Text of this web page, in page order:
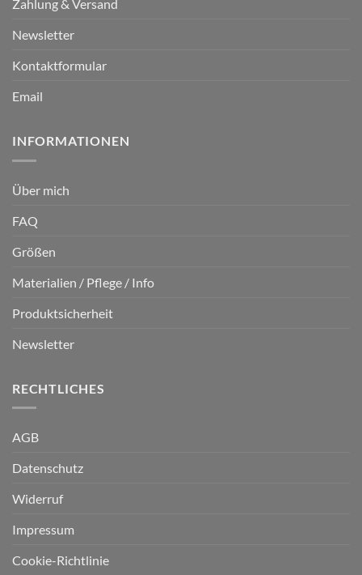
Zahlung & Versand
Newsletter
Kontaktformular
Email
INFORMATIONEN
Über mich
FAQ
Größen
Materialien / Pflege / Info
Produktsicherheit
Newsletter
RECHTLICHES
AGB
Datenschutz
Widerruf
Impressum
Cookie-Richtlinie